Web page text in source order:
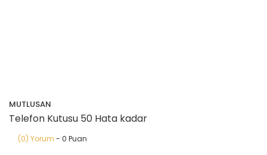
MUTLUSAN
Telefon Kutusu 50 Hata kadar
(0) Yorum - 0 Puan